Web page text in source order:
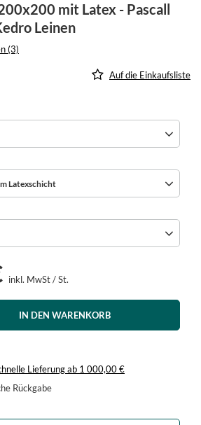
mit Latex - Pascall
Leinen
(3)
Auf die Einkaufsliste
Latexschicht
inkl. MwSt/St.
IN DEN WARENKORB
Lieferungab 1 000,00 €
Rückgabe